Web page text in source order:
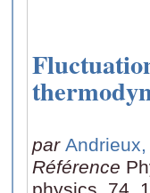
par
Référence
physics, 74,